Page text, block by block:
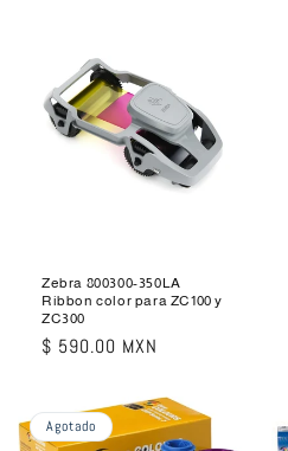
Zebra 800300-350LA
Ribbon color para ZC100 y
ZC300
Precio
$ 590.00 MXN
Agotado